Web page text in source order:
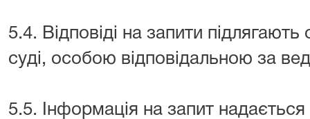
5.4. Відповіді на запити підлягають
суді, особою відповідальною за
5.5. Інформація на запит